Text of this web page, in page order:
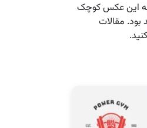
چه این عکس کوچک
مقالات